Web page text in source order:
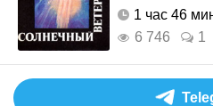
1 час 46
6 746
1